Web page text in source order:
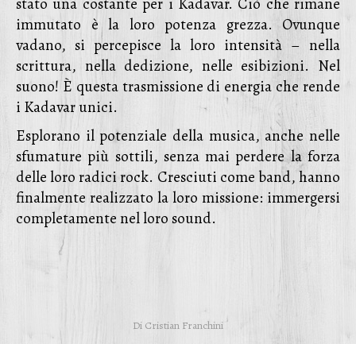
immutato è la loro potenza grezza. Ovunque
vadano, si percepisce la loro intensità – nella
scrittura, nella dedizione, nelle esibizioni. Nel
suono! È questa trasmissione di energia che rende
i Kadavar unici.
Esplorano il potenziale della musica, anche nelle
sfumature più sottili, senza mai perdere la forza
delle loro radici rock. Cresciuti come band, hanno
finalmente realizzato la loro missione: immergersi
completamente nel loro sound.
Di Cristian Franchini